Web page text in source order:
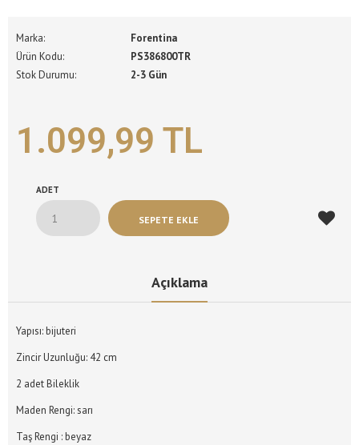
Marka:
Forentina
Ürün Kodu:
PS386800TR
Stok Durumu:
2-3 Gün
1.099,99 TL
ADET
Açıklama
Yapısı: bijuteri
Zincir Uzunluğu: 42 cm
2 adet Bileklik
Maden Rengi: sarı
Taş Rengi : beyaz